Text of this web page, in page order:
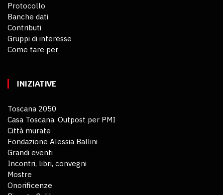
Protocollo
Banche dati
Contributi
Gruppi di interesse
Come fare per
INIZIATIVE
Toscana 2050
Casa Toscana. Outpost per PMI
Città murate
Fondazione Alessia Ballini
Grandi eventi
Incontri, libri, convegni
Mostre
Onorificenze